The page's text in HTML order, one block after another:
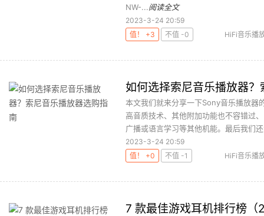
NW-...阅读全文
2023-3-24 20:59
值！ +3
不值 -0
HiFi音乐播
如何选择索尼音乐播放器
本文我们就来分享一下Sony音乐播放器
高音质技术、其他附加功能也不容错过
广播或语言学习等其他机能。最后我们
2023-3-24 20:59
值！ +0
不值 -1
HiFi音乐播
7 款最佳游戏耳机排行榜（